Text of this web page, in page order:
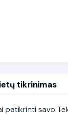
tikrinimas
patikrinti savo